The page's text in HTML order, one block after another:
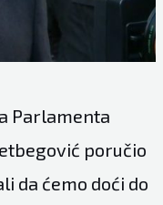
Parlamenta
poručio
da ćemo doći do